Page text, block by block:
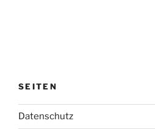
SEITEN
Datenschutz